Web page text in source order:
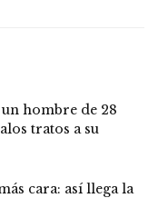
hombre de 28
tratos a su
cara: así llega la